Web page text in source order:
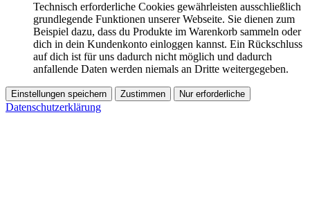
Technisch erforderliche Cookies gewährleisten ausschließlich
grundlegende Funktionen unserer Webseite. Sie dienen zum
Beispiel dazu, dass du Produkte im Warenkorb sammeln oder
dich in dein Kundenkonto einloggen kannst. Ein Rückschluss
auf dich ist für uns dadurch nicht möglich und dadurch
anfallende Daten werden niemals an Dritte weitergegeben.
Einstellungen speichern Zustimmen Nur erforderliche
Datenschutzerklärung